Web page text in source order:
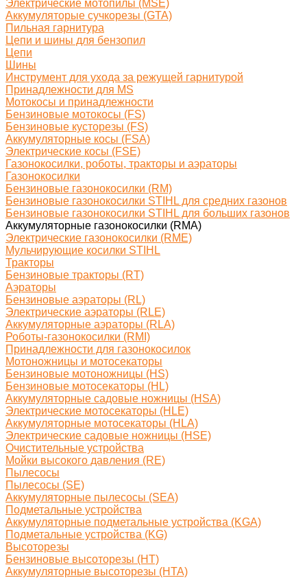
Электрические мотопилы (MSE)
Аккумуляторые сучкорезы (GTA)
Пильная гарнитура
Цепи и шины для бензопил
Цепи
Шины
Инструмент для ухода за режущей гарнитурой
Принадлежности для MS
Мотокосы и принадлежности
Бензиновые мотокосы (FS)
Бензиновые кусторезы (FS)
Аккумуляторные косы (FSA)
Электрические косы (FSE)
Газонокосилки, роботы, тракторы и аэраторы
Газонокосилки
Бензиновые газонокосилки (RM)
Бензиновые газонокосилки STIHL для средних газонов
Бензиновые газонокосилки STIHL для больших газонов
Аккумуляторные газонокосилки (RMA)
Электрические газонокосилки (RME)
Мульчирующие косилки STIHL
Тракторы
Бензиновые тракторы (RT)
Аэраторы
Бензиновые аэраторы (RL)
Электрические аэраторы (RLE)
Аккумуляторные аэраторы (RLA)
Роботы-газонокосилки (RMI)
Принадлежности для газонокосилок
Мотоножницы и мотосекаторы
Бензиновые мотоножницы (HS)
Бензиновые мотосекаторы (HL)
Аккумуляторные садовые ножницы (HSA)
Электрические мотосекаторы (HLE)
Аккумуляторные мотосекаторы (HLA)
Электрические садовые ножницы (HSE)
Очистительные устройства
Мойки высокого давления (RE)
Пылесосы
Пылесосы (SE)
Аккумуляторные пылесосы (SEA)
Подметальные устройства
Аккумуляторные подметальные устройства (KGA)
Подметальные устройства (KG)
Высоторезы
Бензиновые высоторезы (HT)
Аккумуляторные высоторезы (HTA)